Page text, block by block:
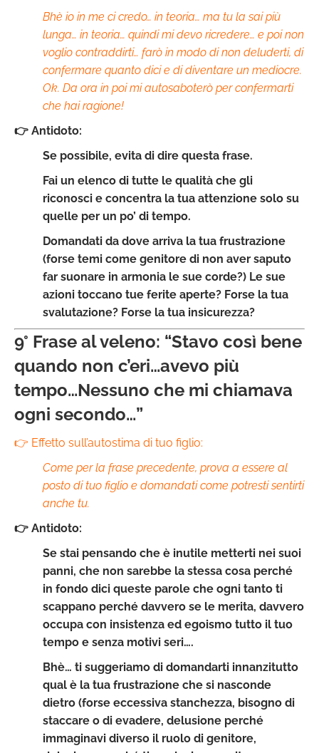
Bhè io in me ci credo… in teoria… ma tu la sai più
lunga… in teoria… quindi mi devo ricredere… e poi non
voglio contraddirti… farò in modo di non deluderti, di
confermare quanto dici e di diventare un mediocre.
Ok. Da ora in poi mi autosaboterò per confermarti
che hai ragione!
👉 Antidoto:
Se possibile, evita di dire questa frase.
Fai un elenco di tutte le qualità che gli
riconosci e concentra la tua attenzione solo su
quelle per un po’ di tempo.
Domandati da dove arriva la tua frustrazione
(forse temi come genitore di non aver saputo
far suonare in armonia le sue corde?) Le sue
azioni toccano tue ferite aperte? Forse la tua
svalutazione? Forse la tua insicurezza?
9° Frase al veleno: “Stavo così bene
quando non c’eri…avevo più
tempo…Nessuno che mi chiamava
ogni secondo…”
👉 Effetto sull’autostima di tuo figlio:
Come per la frase precedente, prova a essere al
posto di tuo figlio e domandati come potresti sentirti
anche tu.
👉 Antidoto:
Se stai pensando che è inutile metterti nei suoi
panni, che non sarebbe la stessa cosa perché
in fondo dici queste parole che ogni tanto ti
scappano perché davvero se le merita, davvero
occupa con insistenza ed egoismo tutto il tuo
tempo e senza motivi seri….
Bhè… ti suggeriamo di domandarti innanzitutto
qual è la tua frustrazione che si nasconde
dietro (forse eccessiva stanchezza, bisogno di
staccare o di evadere, delusione perché
immaginavi diverso il ruolo di genitore,